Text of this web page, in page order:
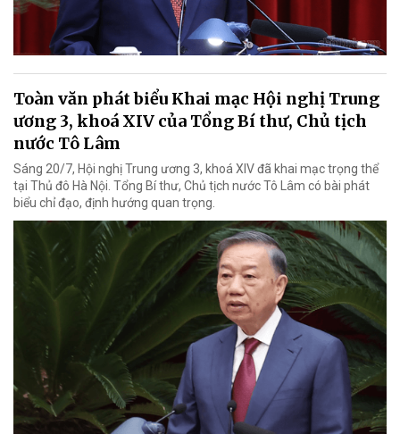
Toàn văn phát biểu Khai mạc Hội nghị Trung
ương 3, khoá XIV của Tổng Bí thư, Chủ tịch
nước Tô Lâm
Sáng 20/7, Hội nghị Trung ương 3, khoá XIV đã khai mạc trọng thể
tại Thủ đô Hà Nội. Tổng Bí thư, Chủ tịch nước Tô Lâm có bài phát
biểu chỉ đạo, định hướng quan trọng.